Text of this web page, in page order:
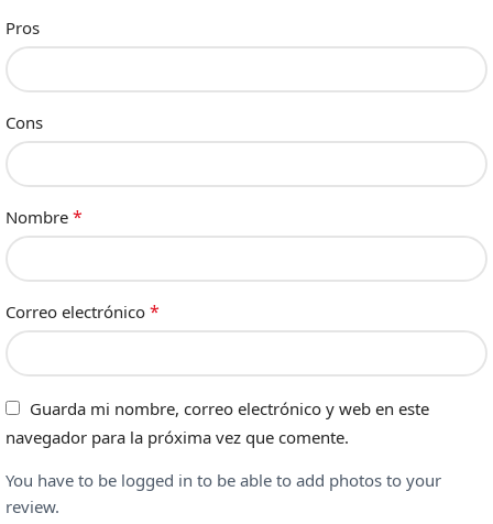
Pros
Cons
Nombre *
Correo electrónico *
Guarda mi nombre, correo electrónico y web en este
navegador para la próxima vez que comente.
You have to be logged in to be able to add photos to your
review.